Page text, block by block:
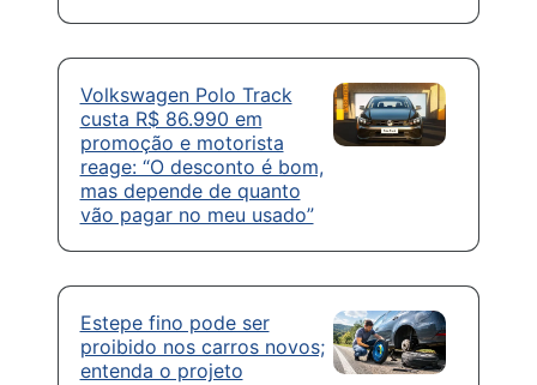
Volkswagen Polo Track
custa R$ 86.990 em
promoção e motorista
reage: “O desconto é bom,
mas depende de quanto
vão pagar no meu usado”
Estepe fino pode ser
proibido nos carros novos;
entenda o projeto